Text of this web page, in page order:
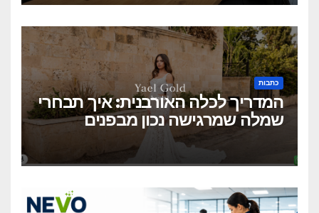
כתבות
המדריך לכלה האורבנית: איך תבחרי
שמלה שמרגישה נכון מבפנים
ונראית מושלם מבחוץ?